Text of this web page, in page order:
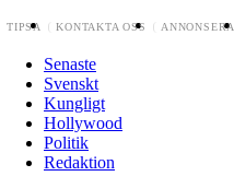
TIPSA KONTAKTA OSS ANNONSERA
Senaste
Svenskt
Kungligt
Hollywood
Politik
Redaktion